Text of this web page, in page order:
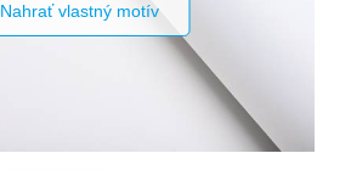
Nahrať vlastný motív